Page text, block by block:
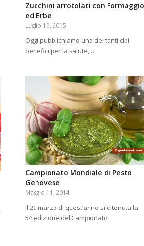
Zucchini arrotolati con Formaggio
ed Erbe
Luglio 19, 2015
Oggi pubblichiamo uno dei tanti cibi
benefici per la salute,…
Campionato Mondiale di Pesto
Genovese
Maggio 11, 2014
Il 29 marzo di quest’anno si è tenuta la
5^ edizione del Campionato…